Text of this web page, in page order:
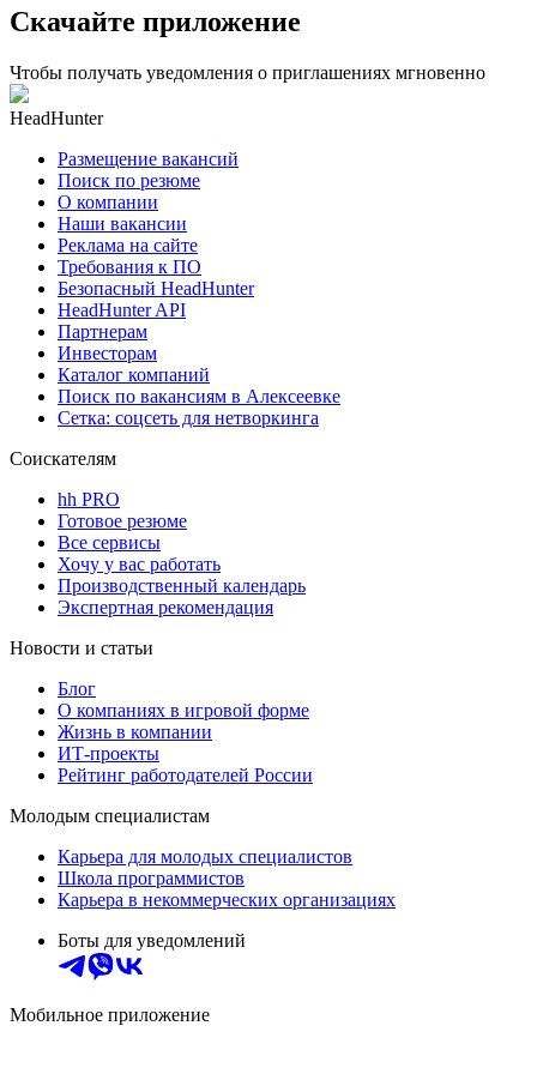
Скачайте приложение
Чтобы получать уведомления о приглашениях мгновенно
HeadHunter
Размещение вакансий
Поиск по резюме
О компании
Наши вакансии
Реклама на сайте
Требования к ПО
Безопасный HeadHunter
HeadHunter API
Партнерам
Инвесторам
Каталог компаний
Поиск по вакансиям в Алексеевке
Сетка: соцсеть для нетворкинга
Соискателям
hh PRO
Готовое резюме
Все сервисы
Хочу у вас работать
Производственный календарь
Экспертная рекомендация
Новости и статьи
Блог
О компаниях в игровой форме
Жизнь в компании
ИТ-проекты
Рейтинг работодателей России
Молодым специалистам
Карьера для молодых специалистов
Школа программистов
Карьера в некоммерческих организациях
Боты для уведомлений
Мобильное приложение